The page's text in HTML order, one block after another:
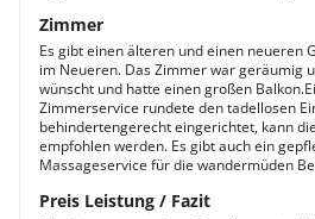
Zimmer
Es gibt einen älteren und einen neueren
im Neueren. Das Zimmer war geräumig
wünscht und hatte einen großen
Zimmerservice rundete den tadellosen
behindertengerecht eingerichtet, kann
empfohlen werden. Es gibt auch ein
Massageservice für die wandermüden
Preis Leistung / Fazit